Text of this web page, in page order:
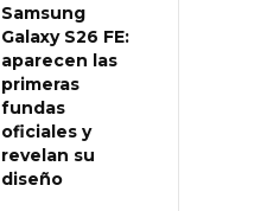
Samsung
Galaxy S26 FE:
aparecen las
primeras
fundas
oficiales y
revelan su
diseño